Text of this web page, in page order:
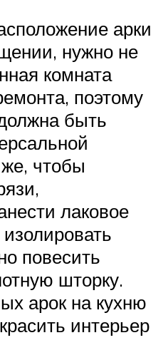
арки
нужно не
комната
поэтому
быть
чтобы
лаковое
повесить
шторку.
арок на кухню
интерьер